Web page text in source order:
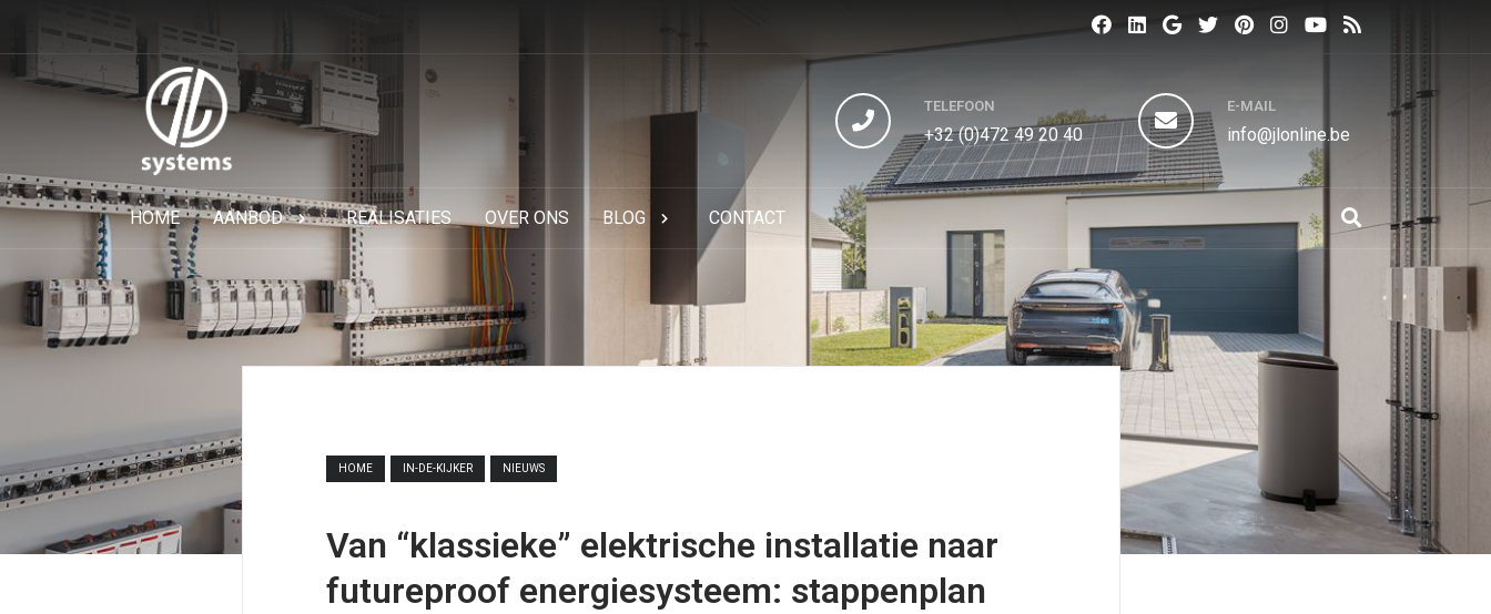
TELEFOON
+32 (0)472 49 20 40
E-MAIL
info@jlonline.be
HOME AANBOD REALISATIES OVER ONS BLOG CONTACT
HOME IN-DE-KIJKER NIEUWS
Van “klassieke” elektrische installatie naar
futureproof energiesysteem: stappenplan